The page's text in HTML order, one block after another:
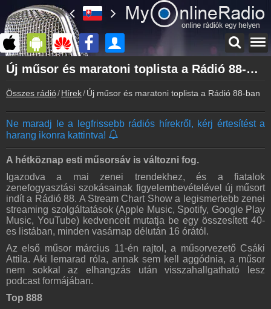
Főoldal
myonlineradio.hu
Bejelentkezés
Kapcsolat
Írj nekünk!
Partnerek
Rádió beágyazás
Ágyazd be weboldaladba
Online rádió készítés
Készítés lépésről lépésre
Új műsor és maratoni toplista a Rádió 88-ban
Összes rádió Hírek Új műsor és maratoni toplista a Rádió 88-ban
Ne maradj le a legfrissebb rádiós hírekről, kérj értesítést a
harang ikonra kattintva!
A hétköznap esti műsorsáv is változni fog.
Igazodva a mai zenei trendekhez, és a fiatalok
zenefogyasztási szokásainak figyelembevételével új műsort
indít a Rádió 88. A Stream Chart Show a legismertebb zenei
streaming szolgáltatások (Apple Music, Spotify, Google Play
Music, YouTube) kedvenceit mutatja be egy összesített 40-
es listában, minden vasárnap délután 16 órától.
Az első műsor március 11-én rajtol, a műsorvezető Csáki
Attila. Aki lemarad róla, annak sem kell aggódnia, a műsor
nem sokkal az elhangzás után visszahallgatható lesz
podcast formájában.
Top 888